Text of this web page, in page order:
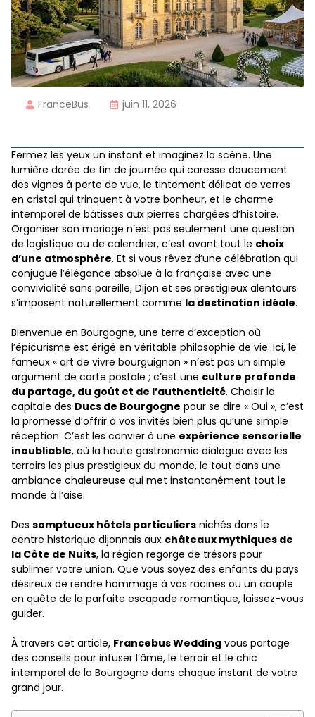
FranceBus juin 11, 2026
Fermez les yeux un instant et imaginez la scène. Une
lumière dorée de fin de journée qui caresse doucement
des vignes à perte de vue, le tintement délicat de verres
en cristal qui trinquent à votre bonheur, et le charme
intemporel de bâtisses aux pierres chargées d’histoire.
Organiser son mariage n’est pas seulement une question
de logistique ou de calendrier, c’est avant tout le choix
d’une atmosphère. Et si vous rêvez d’une célébration qui
conjugue l’élégance absolue à la française avec une
convivialité sans pareille, Dijon et ses prestigieux alentours
s’imposent naturellement comme la destination idéale.
Bienvenue en Bourgogne, une terre d’exception où
l’épicurisme est érigé en véritable philosophie de vie. Ici, le
fameux « art de vivre bourguignon » n’est pas un simple
argument de carte postale ; c’est une culture profonde
du partage, du goût et de l’authenticité. Choisir la
capitale des Ducs de Bourgogne pour se dire « Oui », c’est
la promesse d’offrir à vos invités bien plus qu’une simple
réception. C’est les convier à une expérience sensorielle
inoubliable, où la haute gastronomie dialogue avec les
terroirs les plus prestigieux du monde, le tout dans une
ambiance chaleureuse qui met instantanément tout le
monde à l’aise.
Des somptueux hôtels particuliers nichés dans le
centre historique dijonnais aux châteaux mythiques de
la Côte de Nuits, la région regorge de trésors pour
sublimer votre union. Que vous soyez des enfants du pays
désireux de rendre hommage à vos racines ou un couple
en quête de la parfaite escapade romantique, laissez-vous
guider.
À travers cet article, Francebus Wedding vous partage
des conseils pour infuser l’âme, le terroir et le chic
intemporel de la Bourgogne dans chaque instant de votre
grand jour.